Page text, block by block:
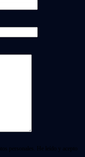
personales. He leído y acepto